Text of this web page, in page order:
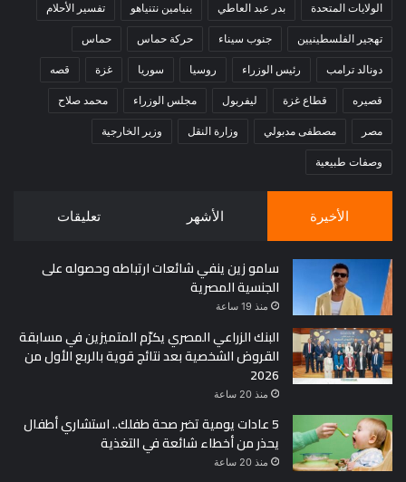
الولايات المتحدة بدر عبد العاطي بنيامين نتنياهو تفسير الأحلام
تهجير الفلسطينيين جنوب سيناء حركة حماس حماس
دونالد ترامب رئيس الوزراء روسيا سوريا غزة قصه
قصيره قطاع غزة ليفربول مجلس الوزراء محمد صلاح
مصر مصطفى مدبولي وزارة النقل وزير الخارجية
وصفات طبيعية
الأخيرة الأشهر تعليقات
سامو زين ينفي شائعات ارتباطه وحصوله على
الجنسية المصرية
منذ 19 ساعة
البنك الزراعي المصري يكرّم المتميزين في مسابقة
القروض الشخصية بعد نتائج قوية بالربع الأول من
2026
منذ 20 ساعة
5 عادات يومية تضر صحة طفلك.. استشاري أطفال
يحذر من أخطاء شائعة في التغذية
منذ 20 ساعة